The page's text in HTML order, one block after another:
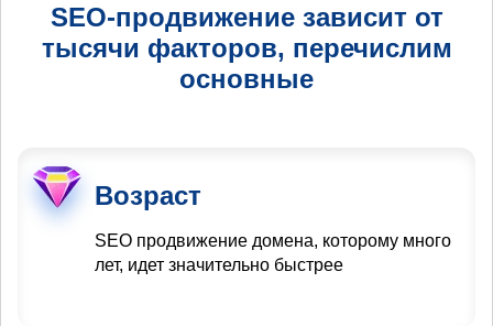
SEO-продвижение зависит от
тысячи факторов, перечислим
основные
Возраст
SEO продвижение домена, которому много
лет, идет значительно быстрее